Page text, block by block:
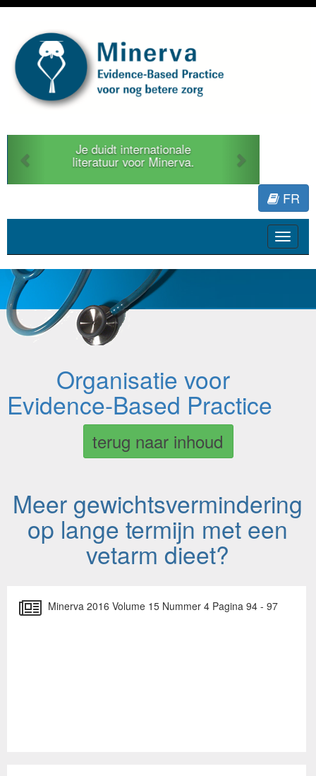
Je duidt internationale
literatuur voor Minerva.
Previous
FR
Toggle
Organisatie voor
Evidence-Based Practice
terug naar inhoud
Meer gewichtsvermindering
op lange termijn met een
vetarm dieet?
Minerva 2016 Volume 15 Nummer 4 Pagina 94 - 97